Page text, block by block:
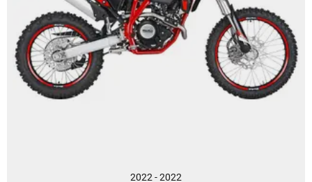
2022 - 2022